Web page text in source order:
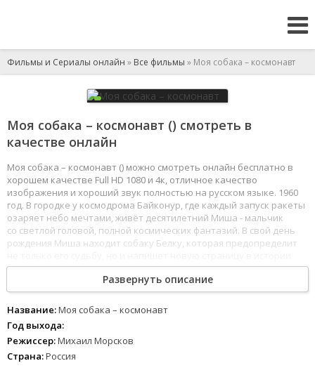
Фильмы и Сериалы онлайн » Все фильмы » Моя собака – космонавт
Моя собака – космонавт () смотреть в
качестве онлайн
Моя собака – космонавт () можно смотреть онлайн бесплатно в
хорошем качестве Full HD 1080 и 4к, отличное качество
изображения и хороший звук полностью на русском языке. 1960
год. В городке у космодрома Байконур, где каждый запуск ракеты
озаряет небо мечтами, живёт десятилетний Миша - мальчик
со светлой головой, полной космических фантазий. В свой день
рождения Миша находит собаку Белку, которая предопределит
освоения космоса.
Развернуть описание
Название:Моя собака – космонавт
Год выхода:
Режиссер:Михаил Морсков
Страна:Россия